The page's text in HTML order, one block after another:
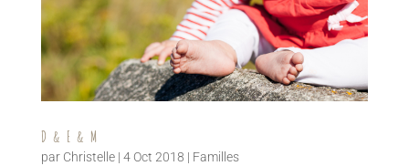
D & E & M
par Christelle| 4 Oct 2018 | Familles